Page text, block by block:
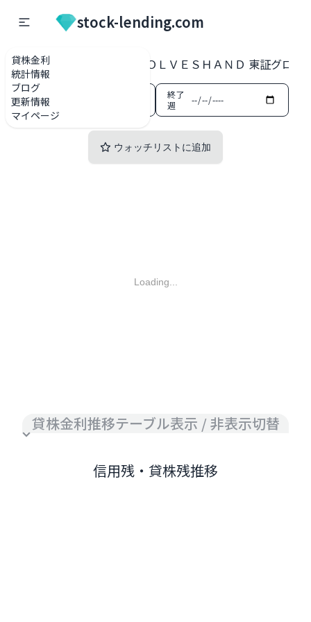
貸株金利
統計情報
ブログ
更新情報
マイページ
stock-lending.com
貸株金利一覧 194A ＷＯＬＶＥＳＨＡＮＤ 東証グロー
開始
週
終了
週
ウォッチリストに追加
Loading...
貸株金利推移テーブル表示 / 非表示切替
信用残・貸株残推移